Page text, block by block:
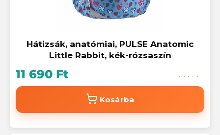
Hátizsák, anatómiai, PULSE Anatomic
Little Rabbit, kék-rózsaszín
11 690 Ft
Kosárba